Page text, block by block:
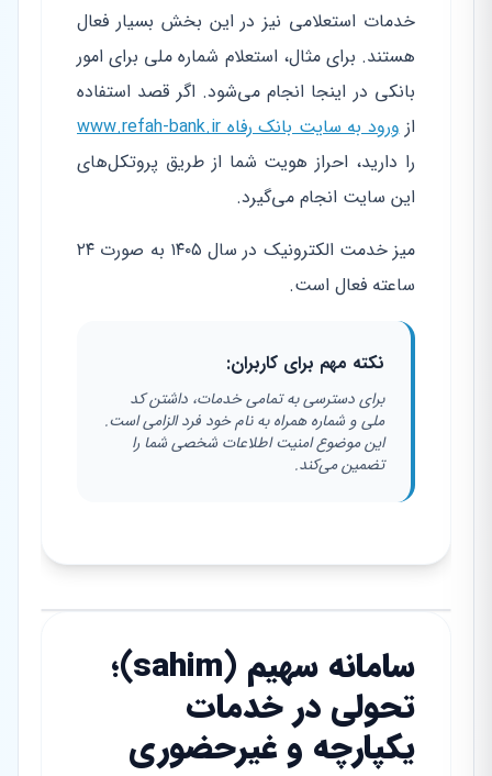
خدمات استعلامی نیز در این بخش بسیار فعال
هستند. برای مثال، استعلام شماره ملی برای امور
بانکی در اینجا انجام می‌شود. اگر قصد استفاده
ازورود به سایت بانک رفاه www.refah-bank.ir
را دارید، احراز هویت شما از طریق پروتکل‌های
این سایت انجام می‌گیرد.
میز خدمت الکترونیک در سال ۱۴۰۵ به صورت ۲۴
ساعته فعال است.
نکته مهم برای کاربران:
برای دسترسی به تمامی خدمات، داشتن کد
ملی و شماره همراه به نام خود فرد الزامی است.
این موضوع امنیت اطلاعات شخصی شما را
تضمین می‌کند.
سامانه سهیم (sahim)؛
تحولی در خدمات
یکپارچه و غیرحضوری